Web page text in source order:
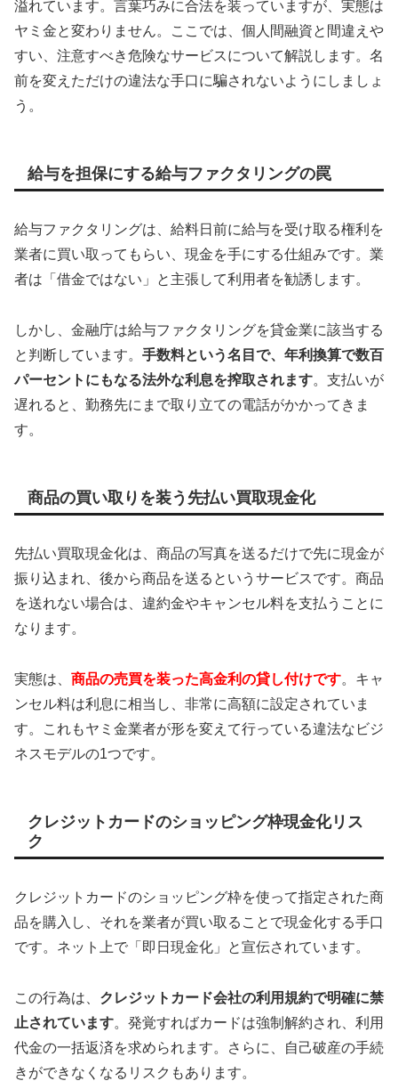
溢れています。言葉巧みに合法を装っていますが、実態は
ヤミ金と変わりません。ここでは、個人間融資と間違えや
すい、注意すべき危険なサービスについて解説します。名
前を変えただけの違法な手口に騙されないようにしましょ
う。
給与を担保にする給与ファクタリングの罠
給与ファクタリングは、給料日前に給与を受け取る権利を
業者に買い取ってもらい、現金を手にする仕組みです。業
者は「借金ではない」と主張して利用者を勧誘します。
しかし、金融庁は給与ファクタリングを貸金業に該当する
と判断しています。 手数料という名目で、年利換算で数百
パーセントにもなる法外な利息を搾取されます。支払いが
遅れると、勤務先にまで取り立ての電話がかかってきま
す。
商品の買い取りを装う先払い買取現金化
先払い買取現金化は、商品の写真を送るだけで先に現金が
振り込まれ、後から商品を送るというサービスです。商品
を送れない場合は、違約金やキャンセル料を支払うことに
なります。
実態は、 商品の売買を装った高金利の貸し付けです。キャ
ンセル料は利息に相当し、非常に高額に設定されていま
す。これもヤミ金業者が形を変えて行っている違法なビジ
ネスモデルの1つです。
クレジットカードのショッピング枠現金化リス
ク
クレジットカードのショッピング枠を使って指定された商
品を購入し、それを業者が買い取ることで現金化する手口
です。ネット上で「即日現金化」と宣伝されています。
この行為は、 クレジットカード会社の利用規約で明確に禁
止されています。発覚すればカードは強制解約され、利用
代金の一括返済を求められます。さらに、自己破産の手続
きができなくなるリスクもあります。